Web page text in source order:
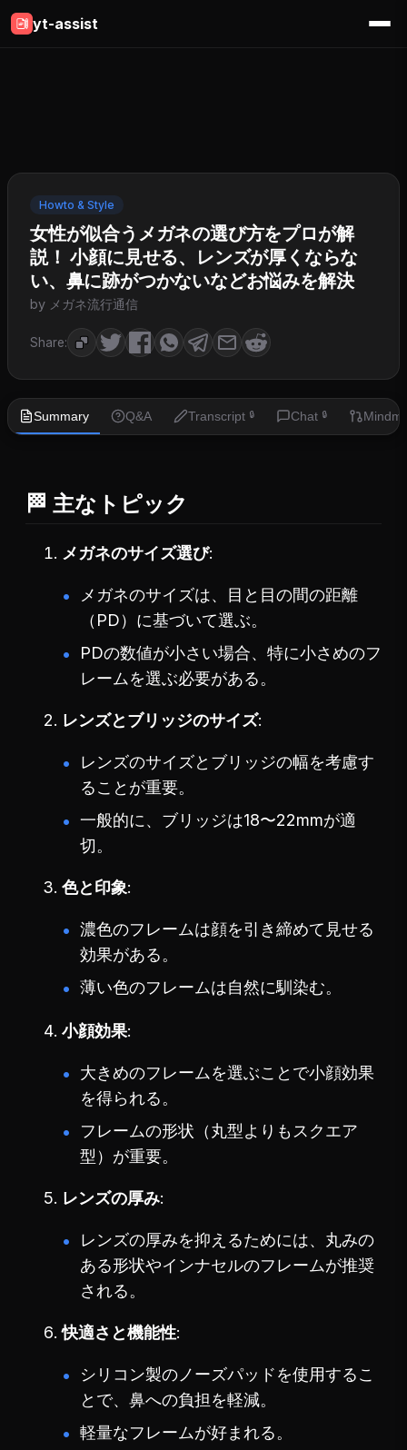
yt-assist
Howto & Style
女性が似合うメガネの選び方をプロが解
説！ 小顔に見せる、レンズが厚くならな
い、鼻に跡がつかないなどお悩みを解決
by メガネ流行通信
Share:
Summary Q&A Transcript 🔒 Chat 🔒
🏁 主なトピック
メガネのサイズ選び
メガネのサイズは、目と目の間の距離
（PD）に基づいて選ぶ。
PDの数値が小さい場合、特に小さめのフ
レームを選ぶ必要がある。
レンズとブリッジのサイズ
レンズのサイズとブリッジの幅を考慮す
ることが重要。
一般的に、ブリッジは18〜22mmが適
切。
色と印象
濃色のフレームは顔を引き締めて見せる
効果がある。
薄い色のフレームは自然に馴染む。
小顔効果
大きめのフレームを選ぶことで小顔効果
を得られる。
フレームの形状（丸型よりもスクエア
型）が重要。
レンズの厚み
レンズの厚みを抑えるためには、丸みの
ある形状やインナセルのフレームが推奨
される。
快適さと機能性
シリコン製のノーズパッドを使用するこ
とで、鼻への負担を軽減。
軽量なフレームが好まれる。